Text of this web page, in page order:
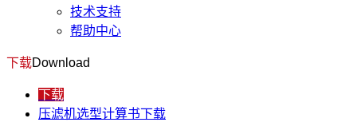
技术支持
帮助中心
下载Download
下载
压滤机选型计算书下载